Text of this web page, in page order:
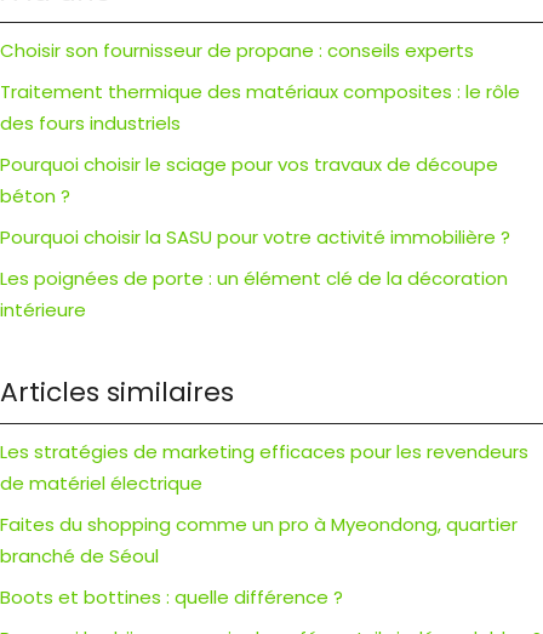
Choisir son fournisseur de propane : conseils experts
Traitement thermique des matériaux composites : le rôle
des fours industriels
Pourquoi choisir le sciage pour vos travaux de découpe
béton ?
Pourquoi choisir la SASU pour votre activité immobilière ?
Les poignées de porte : un élément clé de la décoration
intérieure
Articles similaires
Les stratégies de marketing efficaces pour les revendeurs
de matériel électrique
Faites du shopping comme un pro à Myeondong, quartier
branché de Séoul
Boots et bottines : quelle différence ?